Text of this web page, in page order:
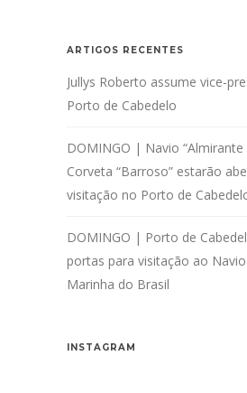
ARTIGOS RECENTES
Jullys Roberto assume vice-
Porto de Cabedelo
DOMINGO | Navio “Almirante
Corveta “Barroso” estarão
visitação no Porto de
DOMINGO | Porto de
portas para visitação ao
Marinha do Brasil
INSTAGRAM